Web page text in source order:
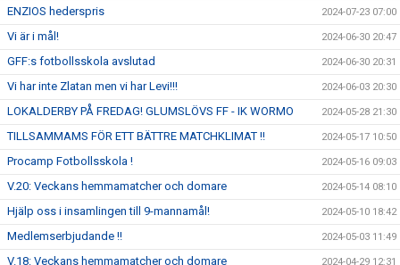
ENZIOS hederspris 2024-07-23 07:00
Vi är i mål! 2024-06-30 20:47
GFF:s fotbollsskola avslutad 2024-06-30 20:31
Vi har inte Zlatan men vi har Levi!!! 2024-06-03 20:30
LOKALDERBY PÅ FREDAG! GLUMSLÖVS FF - IK WORMO 2024-05-28 21:30
TILLSAMMAMS FÖR ETT BÄTTRE MATCHKLIMAT !! 2024-05-17 10:50
Procamp Fotbollsskola ! 2024-05-16 09:03
V.20: Veckans hemmamatcher och domare 2024-05-14 08:10
Hjälp oss i insamlingen till 9-mannamål! 2024-05-10 18:42
Medlemserbjudande !! 2024-05-03 11:49
V.18: Veckans hemmamatcher och domare 2024-04-29 12:31